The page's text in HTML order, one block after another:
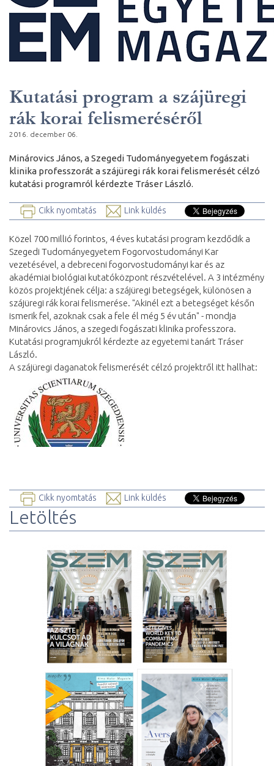
Kutatási program a szájüregi
rák korai felismeréséről
2016. december 06.
Minárovics János, a Szegedi Tudományegyetem fogászati
klinika professzorát a szájüregi rák korai felismerését célzó
kutatási programról kérdezte Tráser László.
Cikk nyomtatás Link küldés
Közel 700 millió forintos, 4 éves kutatási program kezdődik a
Szegedi Tudományegyetem Fogorvostudományi Kar
vezetésével, a debreceni fogorvostudományi kar és az
akadémiai biológiai kutatóközpont részvételével. A 3 intézmény
közös projektjének célja: a szájüregi betegségek, különösen a
szájüregi rák korai felismerése. "Akinél ezt a betegséget későn
ismerik fel, azoknak csak a fele él még 5 év után" - mondja
Minárovics János, a szegedi fogászati klinika professzora.
Kutatási programjukról kérdezte az egyetemi tanárt Tráser
László.
A szájüregi daganatok felismerését célzó projektről itt hallhat:
Cikk nyomtatás Link küldés
Letöltés